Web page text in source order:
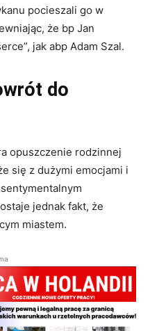
pocieszali go w
że bp Jan
jak abp Adam Szal.
do
opuszczenie rodzinnej
się z dużymi emocjami i
jednak fakt, że
miastem.